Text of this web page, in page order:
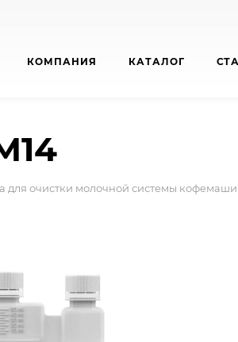
КОМПАНИЯ КАТАЛОГ
для очистки молочной системы